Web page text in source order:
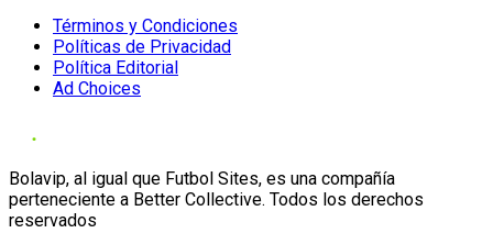
Términos y Condiciones
Políticas de Privacidad
Política Editorial
Ad Choices
Bolavip, al igual que Futbol Sites, es una compañía
perteneciente a Better Collective. Todos los derechos
reservados